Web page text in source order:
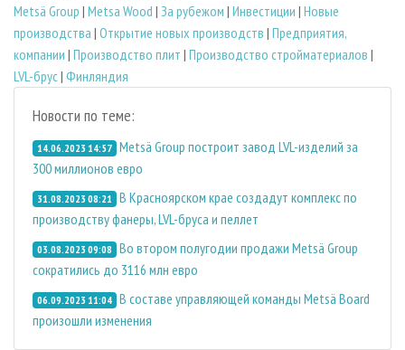
Metsä Group | Metsa Wood | За рубежом | Инвестиции | Новые
производства | Открытие новых производств | Предприятия,
компании | Производство плит | Производство стройматериалов |
LVL-брус| Финляндия
Новости по теме:
14.06.2023 14:57 Metsä Group построит завод LVL-изделий за
300 миллионов евро
31.08.2023 08:21 В Красноярском крае создадут комплекс по
производству фанеры, LVL-бруса и пеллет
03.08.2023 09:08 Во втором полугодии продажи Metsä Group
сократились до 3116 млн евро
06.09.2023 11:04 В составе управляющей команды Metsä Board
произошли изменения